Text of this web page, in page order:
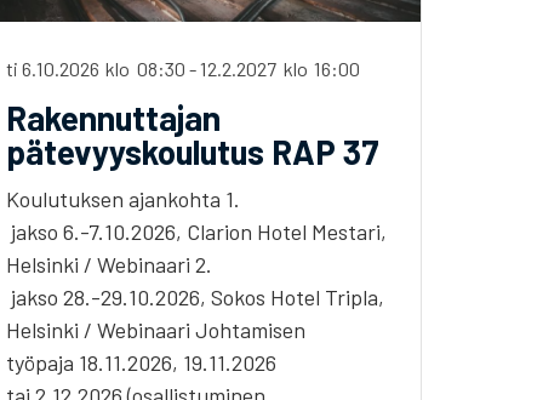
ti 6.10.2026 klo 08:30 -12.2.2027 klo 16:00
Rakennuttajan
pätevyyskoulutus RAP 37
Koulutuksen ajankohta 1.
jakso 6.-7.10.2026, Clarion Hotel Mestari,
Helsinki / Webinaari 2.
jakso 28.-29.10.2026, Sokos Hotel Tripla,
Helsinki / Webinaari Johtamisen
työpaja 18.11.2026, 19.11.2026